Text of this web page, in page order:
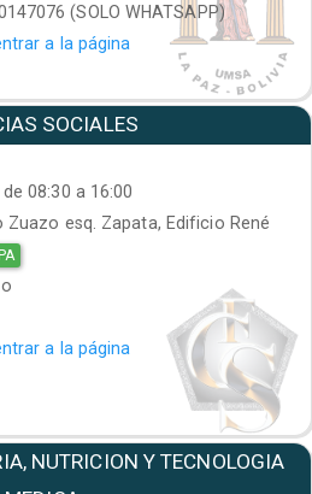
(SOLO WHATSAPP)
a la página
SOCIALES
de 08:30 a 16:00
Zuazo esq. Zapata, Edificio René
a la página
NUTRICION Y TECNOLOGIA